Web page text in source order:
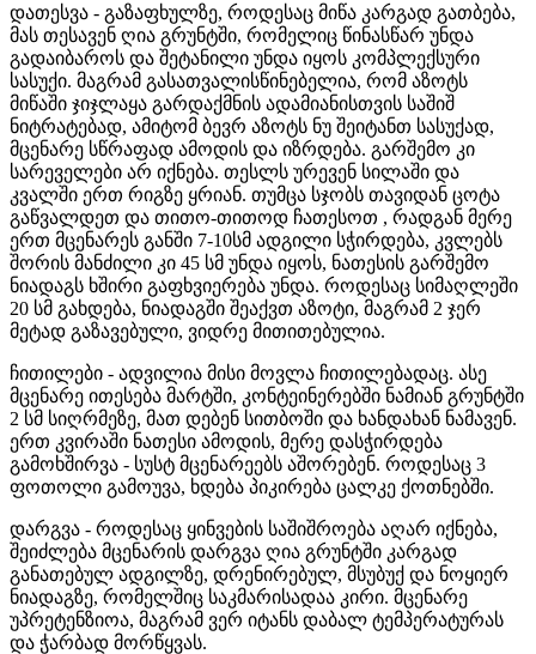
დათესვა - გაზაფხულზე, როდესაც მიწა კარგად გათბება,
მას თესავენ ღია გრუნტში, რომელიც წინასწარ უნდა
გადაიბაროს და შეტანილი უნდა იყოს კომპლექსური
სასუქი. მაგრამ გასათვალისწინებელია, რომ აზოტს
მიწაში ჯიჯლაყა გარდაქმნის ადამიანისთვის საშიშ
ნიტრატებად, ამიტომ ბევრ აზოტს ნუ შეიტანთ სასუქად,
მცენარე სწრაფად ამოდის და იზრდება. გარშემო კი
სარეველები არ იქნება. თესლს ურევენ სილაში და
კვალში ერთ რიგზე ყრიან. თუმცა სჯობს თავიდან ცოტა
გაწვალდეთ და თითო-თითოდ ჩათესოთ , რადგან მერე
ერთ მცენარეს განში 7-10სმ ადგილი სჭირდება, კვლებს
შორის მანძილი კი 45 სმ უნდა იყოს, ნათესის გარშემო
ნიადაგს ხშირი გაფხვიერება უნდა. როდესაც სიმაღლეში
20 სმ გახდება, ნიადაგში შეაქვთ აზოტი, მაგრამ 2 ჯერ
მეტად გაზავებული, ვიდრე მითითებულია.
ჩითილები - ადვილია მისი მოვლა ჩითილებადაც. ასე
მცენარე ითესება მარტში, კონტეინერებში ნამიან გრუნტში
2 სმ სიღრმეზე, მათ დებენ სითბოში და ხანდახან ნამავენ.
ერთ კვირაში ნათესი ამოდის, მერე დასჭირდება
გამოხშირვა - სუსტ მცენარეებს აშორებენ. როდესაც 3
ფოთოლი გამოუვა, ხდება პიკირება ცალკე ქოთნებში.
დარგვა - როდესაც ყინვების საშიშროება აღარ იქნება,
შეიძლება მცენარის დარგვა ღია გრუნტში კარგად
განათებულ ადგილზე, დრენირებულ, მსუბუქ და ნოყიერ
ნიადაგზე, რომელშიც საკმარისადაა კირი. მცენარე
უპრეტენზიოა, მაგრამ ვერ იტანს დაბალ ტემპერატურას
და ჭარბად მორწყვას.